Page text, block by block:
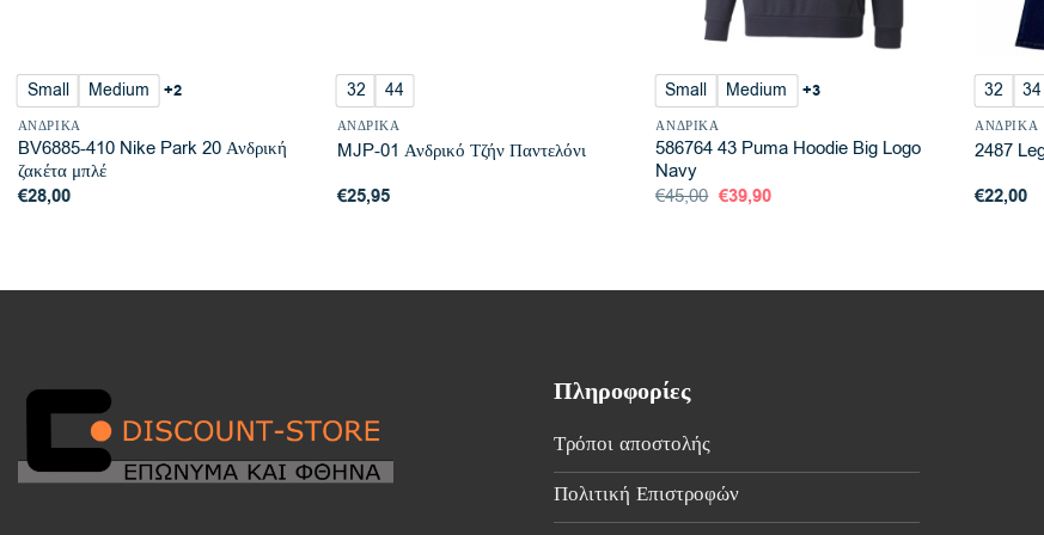
Small Medium +2
ΑΝΔΡΙΚΆ
BV6885-410 Nike Park 20 Ανδρική
ζακέτα μπλέ
€28,00
32 44
ΑΝΔΡΙΚΆ
MJP-01 Ανδρικό Τζήν Παντελόνι
€25,95
Small Medium +3
ΑΝΔΡΙΚΆ
586764 43 Puma Hoodie Big Logo
Navy
€45,00 Original
price
€39,90Η
32 34
ΑΝΔΡΙΚΆ
2487
€22,00
Πληροφορίες
Τρόποι αποστολής
Πολιτική Επιστροφών